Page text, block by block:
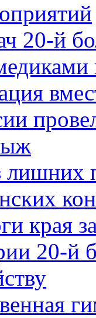
20-й
лишних
края
20-й